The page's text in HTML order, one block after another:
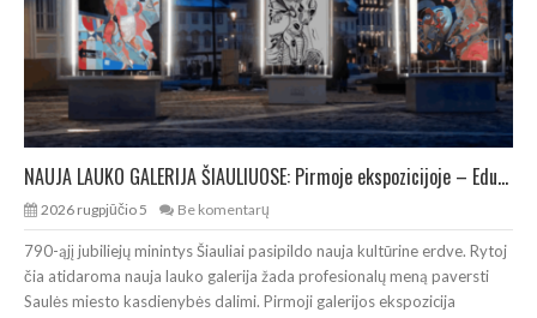
NAUJA LAUKO GALERIJA ŠIAULIUOSE: Pirmoje ekspozicijoje – Eduardo Juchnevičiaus kūryba
2026 rugpjūčio 5 Be komentarų
790-ąjį jubiliejų minintys Šiauliai pasipildo nauja kultūrine erdve. Rytoj
čia atidaroma nauja lauko galerija žada profesionalų meną paversti
Saulės miesto kasdienybės dalimi. Pirmoji galerijos ekspozicija